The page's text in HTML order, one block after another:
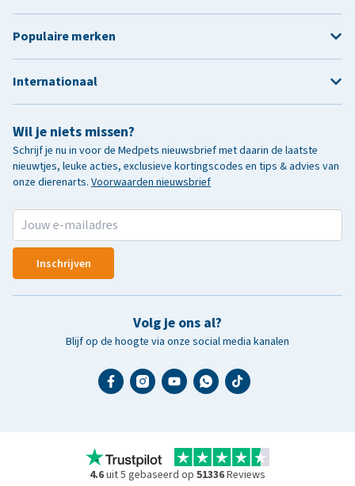
Wil je niets missen?
Schrijf je nu in voor de Medpets nieuwsbrief met daarin de laatste
nieuwtjes, leuke acties, exclusieve kortingscodes en tips & advies van
onze dierenarts. Voorwaarden nieuwsbrief
Inschrijven
Volg je ons al?
Blijf op de hoogte via onze social media kanalen
Populaire merken
Internationaal
4.6uit 5 gebaseerd op 51336Reviews